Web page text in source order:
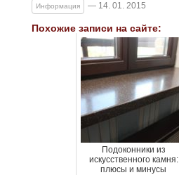
Информация — 14. 01. 2015
Похожие записи на сайте:
Подоконники из
искусственного камня:
плюсы и минусы